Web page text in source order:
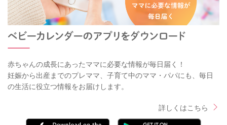
赤ちゃんの成長にあったママに必要な情報が毎日届く！
妊娠から出産までのプレママ、子育て中のママ・パパにも、毎日
の生活に役立つ情報をお届けします。
詳しくはこちら